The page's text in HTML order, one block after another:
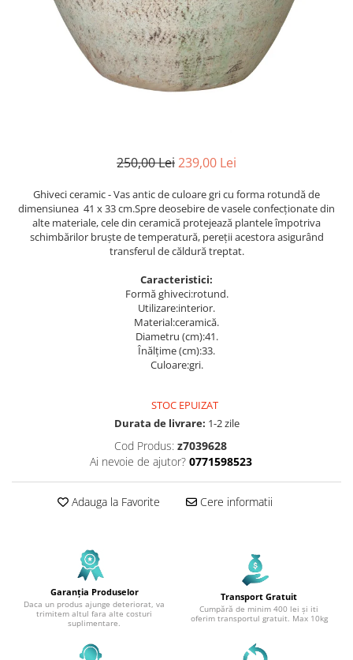
Perne decorative
Recipiente pentru lichide
Textile Bucatarie
Fete de masa
Prosoape si lavete
250,00 Lei239,00 Lei
Ghiveci ceramic - Vas antic de culoare gri cu forma rotundă de
dimensiunea 41 x 33 cm.Spre deosebire de vasele confecționate din
alte materiale, cele din ceramică protejează plantele împotriva
schimbărilor bruște de temperatură, pereții acestora asigurând
transferul de căldură treptat.
Caracteristici:
Formă ghiveci:rotund.
Utilizare:interior.
Material:ceramică.
Diametru (cm):41.
Înălțime (cm):33.
Culoare:gri.
STOC EPUIZAT
Durata de livrare: 1-2 zile
Cod Produs: z7039628
Ai nevoie de ajutor? 0771598523
Adauga la Favorite Cere informatii
Garanția Produselor
Daca un produs ajunge deteriorat, va
trimitem altul fara alte costuri
suplimentare.
Transport Gratuit
Cumpără de minim 400 lei și iti
oferim transportul gratuit. Max 10kg